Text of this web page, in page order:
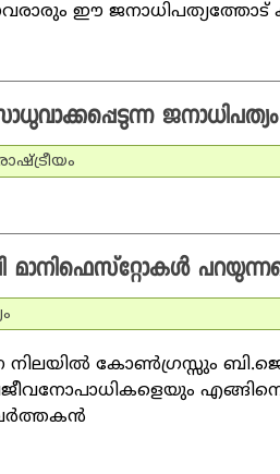
ഈ ജനാധിപത്യത്തോട്
ജനാധിപത്യം
നിലയില്‍ കോണ്‍ഗ്രസ്സും